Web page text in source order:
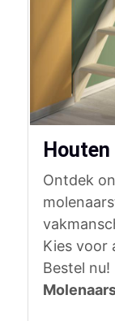
Houten
Ontdek
Kies voor
Bestel nu!